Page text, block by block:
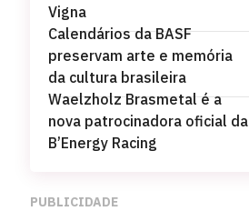
Vigna
Calendários da BASF
preservam arte e memória
da cultura brasileira
Waelzholz Brasmetal é a
nova patrocinadora oficial da
B’Energy Racing
PUBLICIDADE